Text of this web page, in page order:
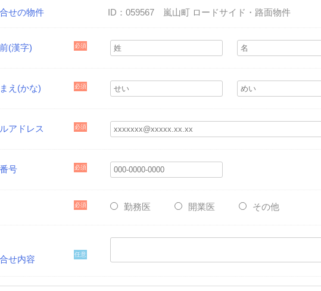
せの物件 ID：059567 嵐山町 ロードサイド・路面物件
(漢字) 必須
え(かな) 必須
アドレス 必須
号 必須
必須 勤務医 開業医 その他
せ内容 任意